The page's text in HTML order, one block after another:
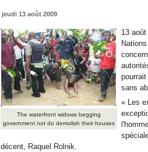
jeudi 13 août 2009
The waterfront widows begging
government not do demolish their houses
13
sans
« Les
décent, Raquel Rolnik.